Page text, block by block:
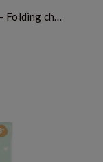
Maileg Akcesoria krzesło składane – Folding chair, Mouse - Mint